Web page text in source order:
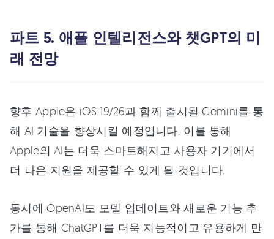
파트 5. 애플 인텔리전스와 챗GPT의 미
래 전망
향후 Apple은 iOS 19/26과 함께 출시될 Gemini를 통
해 AI 기술을 향상시킬 예정입니다. 이를 통해
Apple의 AI는 더욱 스마트해지고 사용자 기기에서
더 나은 지원을 제공할 수 있게 될 것입니다.
동시에 OpenAI도 모델 업데이트와 새로운 기능 추
가를 통해 ChatGPT를 더욱 지능적이고 유용하게 만